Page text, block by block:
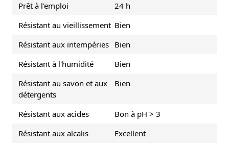
Prêt à l'emploi
24 h
Résistant au vieillissement Bien
Résistant aux intempéries Bien
Résistant à l'humidité
Bien
Résistant au savon et aux
détergents
Bien
Résistant aux acides
Bon à pH > 3
Résistant aux alcalis
Excellent